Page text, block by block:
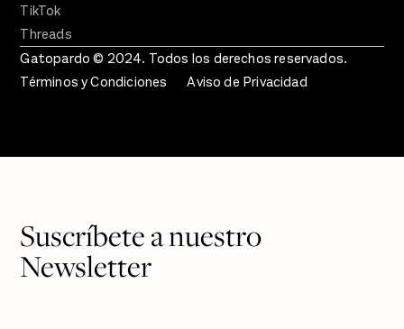
TikTok
Threads
Gatopardo © 2024. Todos los derechos reservados.
Términos y Condiciones
Aviso de Privacidad
Suscríbete a nuestro
Newsletter